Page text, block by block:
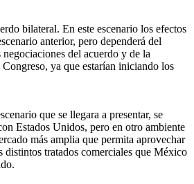
bilateral. En este escenario los efectos
anterior, pero dependerá del
del acuerdo y de la
ya que estarían iniciando los
que se llegara a presentar, se
Estados Unidos, pero en otro ambiente
más amplia que permita aprovechar
distintos tratados comerciales que México